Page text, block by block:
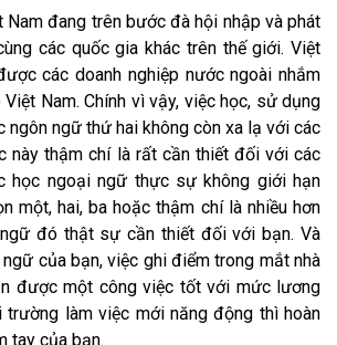
Nam đang trên bước đà hội nhập và phát
các quốc gia khác trên thế giới. Việt
các doanh nghiệp nước ngoài nhắm
Nam. Chính vì vậy, việc học, sử dụng
ngôn ngữ thứ hai không còn xa lạ với các
này thậm chí là rất cần thiết đối với các
học ngoại ngữ thực sự không giới hạn
một, hai, ba hoặc thậm chí là nhiều hơn
đó thật sự cần thiết đối với bạn. Và
của bạn, việc ghi điểm trong mắt nhà
được một công việc tốt với mức lương
trường làm việc mới năng động thì hoàn
tay của bạn.